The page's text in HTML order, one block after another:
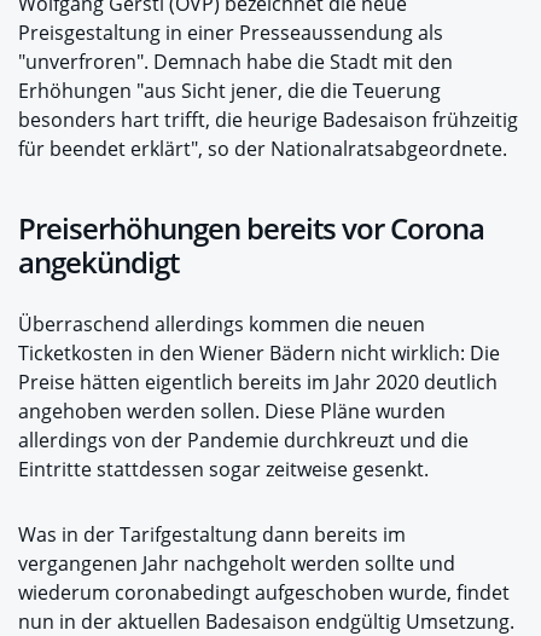
Preisgestaltung in einer Presseaussendung als
"unverfroren". Demnach habe die Stadt mit den
Erhöhungen "aus Sicht jener, die die Teuerung
besonders hart trifft, die heurige Badesaison frühzeitig
für beendet erklärt", so der Nationalratsabgeordnete.
Preiserhöhungen bereits vor Corona
angekündigt
Überraschend allerdings kommen die neuen
Ticketkosten in den Wiener Bädern nicht wirklich: Die
Preise hätten eigentlich bereits im Jahr 2020 deutlich
angehoben werden sollen. Diese Pläne wurden
allerdings von der Pandemie durchkreuzt und die
Eintritte stattdessen sogar zeitweise gesenkt.
Was in der Tarifgestaltung dann bereits im
vergangenen Jahr nachgeholt werden sollte und
wiederum coronabedingt aufgeschoben wurde, findet
nun in der aktuellen Badesaison endgültig Umsetzung.